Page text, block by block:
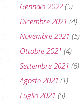
Gennaio 2022 (5)
Dicembre 2021 (4)
Novembre 2021 (5)
Ottobre 2021 (4)
Settembre 2021 (6)
Agosto 2021 (1)
Luglio 2021 (5)